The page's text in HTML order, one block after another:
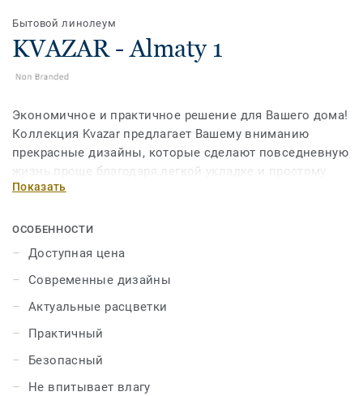
Бытовой линолеум
KVAZAR - Almaty 1
Экономичное и практичное решение для Вашего дома!
Коллекция Kvazar предлагает Вашему вниманию
прекрасные дизайны, которые сделают повседневную
жизнь проще благодаря легкой укладке и простому
уход.
Показать
ОСОБЕННОСТИ
Доступная цена
Современные дизайны
Актуальные расцветки
Практичный
Безопасный
Не впитывает влагу